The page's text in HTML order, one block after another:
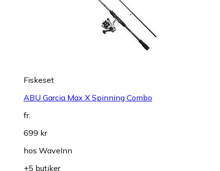
Fiskeset
ABU Garcia Max X Spinning Combo
fr.
699 kr
hos WaveInn
+5 butiker